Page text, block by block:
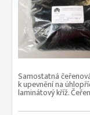
Samostatná
k upevnění na
laminátový kříž.